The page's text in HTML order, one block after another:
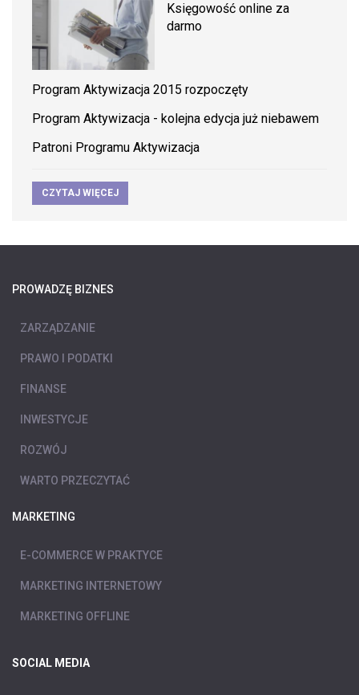
Księgowość online za
darmo
Program Aktywizacja 2015 rozpoczęty
Program Aktywizacja - kolejna edycja już niebawem
Patroni Programu Aktywizacja
CZYTAJ WIĘCEJ
PROWADZĘ BIZNES
ZARZĄDZANIE
PRAWO I PODATKI
FINANSE
INWESTYCJE
ROZWÓJ
WARTO PRZECZYTAĆ
MARKETING
E-COMMERCE W PRAKTYCE
MARKETING INTERNETOWY
MARKETING OFFLINE
SOCIAL MEDIA